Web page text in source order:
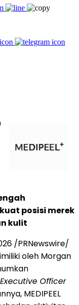
posisi merek
kulit
/PRNewswire/
oleh Morgan
Officer
MEDIPEEL